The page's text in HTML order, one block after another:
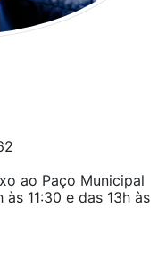
ao Paço Municipal
11:30 e das 13h às